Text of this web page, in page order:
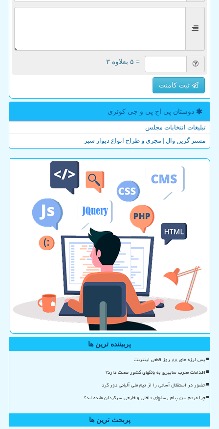
= ۵ بعلاوه ۳
ثبت کامنت
دوستان پی اچ پی و جی كوئری
تبلیغات انتخابات مجلس
مستر گرین وال | مجری و طراح انواع دیوار سبز
پربیننده ترین ها
پس لرزه های ۸۸ روز قطعی اینترنت
اقدامات مخرب سایبری به بانکهای کشور صحت دارد؟
حضور در استقلال آسانی را از تیم ملی آلبانی دور کرد
چرا مردم بین پیام رسانهای داخلی و خارجی سرگردان مانده اند؟
پربحث ترین ها